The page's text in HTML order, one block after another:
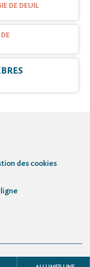
DE DEUIL
des cookies
et obsèques - 3.3.5